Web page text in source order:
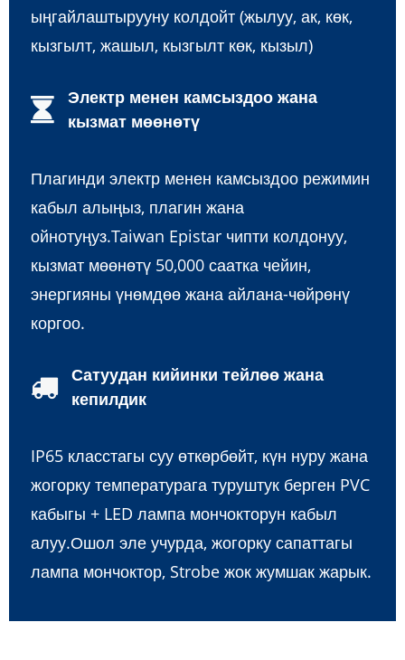
ыңгайлаштырууну колдойт (жылуу, ак, көк,
кызгылт, жашыл, кызгылт көк, кызыл)
Электр менен камсыздоо жана
кызмат мөөнөтү
Плагинди электр менен камсыздоо режимин
кабыл алыңыз, плагин жана
ойнотуңуз.Taiwan Epistar чипти колдонуу,
кызмат мөөнөтү 50,000 саатка чейин,
энергияны үнөмдөө жана айлана-чөйрөнү
коргоо.
Сатуудан кийинки тейлөө жана
кепилдик
IP65 класстагы суу өткөрбөйт, күн нуру жана
жогорку температурага туруштук берген PVC
кабыгы + LED лампа мончокторун кабыл
алуу.Ошол эле учурда, жогорку сапаттагы
лампа мончоктор, Strobe жок жумшак жарык.